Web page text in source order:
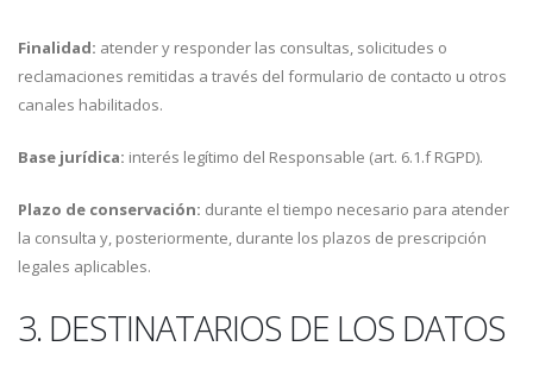
Finalidad: atender y responder las consultas, solicitudes o
reclamaciones remitidas a través del formulario de contacto u otros
canales habilitados.
Base jurídica: interés legítimo del Responsable (art. 6.1.f RGPD).
Plazo de conservación: durante el tiempo necesario para atender
la consulta y, posteriormente, durante los plazos de prescripción
legales aplicables.
3. DESTINATARIOS DE LOS DATOS